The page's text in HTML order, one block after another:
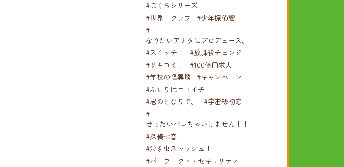
#ぼくらシリーズ
#世界一クラブ #少年探偵響
#
なりたいアナタにプロデュース。
#スイッチ！
#放課後チェンジ
#サキヨミ！
#100億円求人
#学校の怪異談 #キャンペーン
#ふたりはニコイチ
#君のとなりで。
#宇宙級初恋
#
ぜったいバレちゃいけません！！！
#探偵七音
#泣き虫スマッシュ！
#パーフェクト・セキュリティ